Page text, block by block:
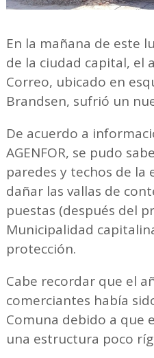
En la mañana de este
de la ciudad capital, el
Correo, ubicado en
Brandsen, sufrió un
De acuerdo a
AGENFOR, se pudo
paredes y techos de la
dañar las vallas de
puestas (después del
Municipalidad
protección.
Cabe recordar que el
comerciantes había
Comuna debido a que
una estructura poco